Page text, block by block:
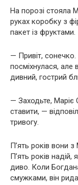
На порозі стояла
руках коробку з
пакет із фруктами.
— Привіт,
посміхнулася, але
дивний, гострий
— Заходьте, Маріє
ставити, —
тривогу.
П’ять років вони
П’ять років
диво. Коли
смужками, він